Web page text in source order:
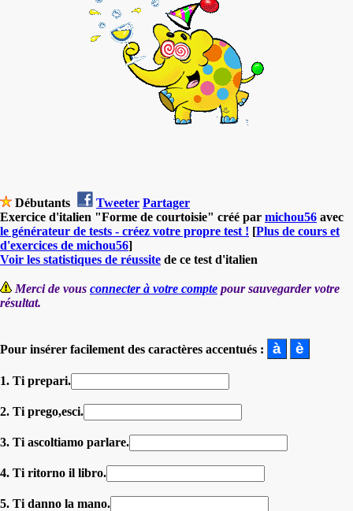
Débutants Tweeter Partager
Exercice d'italien "Forme de courtoisie" créé par michou56 avec
le générateur de tests - créez votre propre test ! [Plus de cours et
d'exercices de michou56]
Voir les statistiques de réussite de ce test d'italien
Merci de vous connecter à votre compte pour sauvegarder votre
résultat.
Pour insérer facilement des caractères accentués :
1. Ti prepari.
2. Ti prego,esci.
3. Ti ascoltiamo parlare.
4. Ti ritorno il libro.
5. Ti danno la mano.